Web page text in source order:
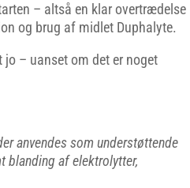
– altså en klar overtrædelse
og brug af midlet Duphalyte.
jo – uanset om det er noget
anvendes som understøttende
blanding af elektrolytter,